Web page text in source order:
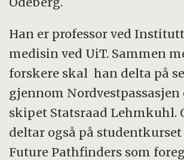
Han er professor ved
medisin ved UiT. Sammen
forskere skal han delta på
gjennom Nordvestpassasjen
skipet Statsraad Lehmkuhl.
deltar også på
Future Pathfinders som